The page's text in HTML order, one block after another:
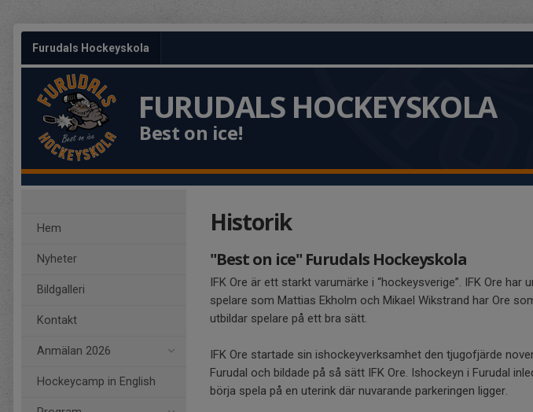
Furudals Hockeyskola
FURUDALS HOCKEYSKOLA
Best on ice!
Hem
Nyheter
Bildgalleri
Kontakt
Anmälan 2026
Hockeycamp in English
Historik
"Best on ice" Furudals Hockeyskola
IFK Ore är ett starkt varumärke i “hockeysverige”. IFK Ore
spelare som Mattias Ekholm och Mikael Wikstrand har Ore
utbildar spelare på ett bra sätt.
IFK Ore startade sin ishockeyverksamhet den tjugofjärde
Furudal och bildade på så sätt IFK Ore. Ishockeyn i Furudal
börja spela på en uterink där nuvarande parkeringen ligger.